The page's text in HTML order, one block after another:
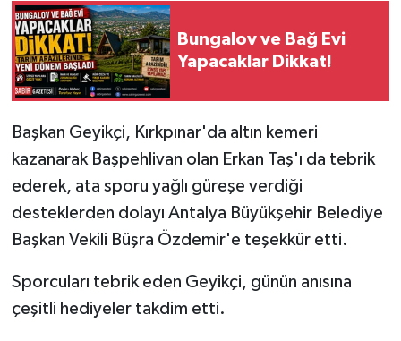
Bungalov ve Bağ Evi
Yapacaklar Dikkat!
Başkan Geyikçi, Kırkpınar'da altın kemeri
kazanarak Başpehlivan olan Erkan Taş'ı da tebrik
ederek, ata sporu yağlı güreşe verdiği
desteklerden dolayı Antalya Büyükşehir Belediye
Başkan Vekili Büşra Özdemir'e teşekkür etti.
Sporcuları tebrik eden Geyikçi, günün anısına
çeşitli hediyeler takdim etti.